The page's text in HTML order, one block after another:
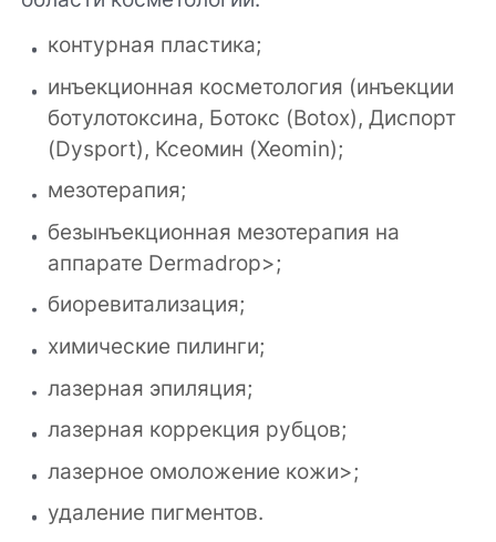
контурная пластика;
инъекционная косметология (инъекции
ботулотоксина, Ботокс (Botox), Диспорт
(Dysport), Ксеомин (Xeomin);
мезотерапия;
безынъекционная мезотерапия на
аппарате Dermadrop>;
биоревитализация;
химические пилинги;
лазерная эпиляция;
лазерная коррекция рубцов;
лазерное омоложение кожи>;
удаление пигментов.